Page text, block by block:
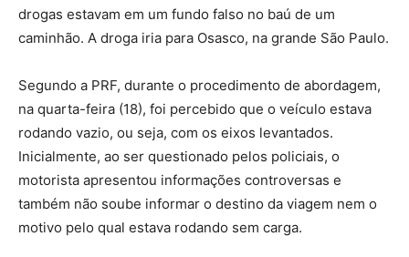
drogas estavam em um fundo falso no baú de um
caminhão. A droga iria para Osasco, na grande São Paulo.
Segundo a PRF, durante o procedimento de abordagem,
na quarta-feira (18), foi percebido que o veículo estava
rodando vazio, ou seja, com os eixos levantados.
Inicialmente, ao ser questionado pelos policiais, o
motorista apresentou informações controversas e
também não soube informar o destino da viagem nem o
motivo pelo qual estava rodando sem carga.